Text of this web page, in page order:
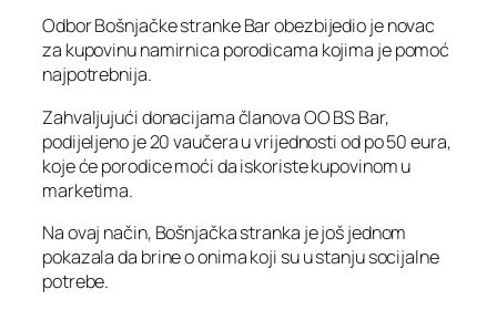
Odbor Bošnjačke stranke Bar obezbijedio je novac
za kupovinu namirnica porodicama kojima je pomoć
najpotrebnija.
Zahvaljujući donacijama članova OO BS Bar,
podijeljeno je 20 vaučera u vrijednosti od po 50 eura,
koje će porodice moći da iskoriste kupovinom u
marketima.
Na ovaj način, Bošnjačka stranka je još jednom
pokazala da brine o onima koji su u stanju socijalne
potrebe.